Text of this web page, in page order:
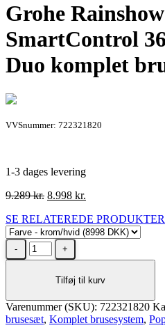
Grohe
SmartControl
Duo komplet
VVSnummer: 722321820
1-3 dages levering
9.289kr. Den
pris
var:
9.289 kr..
8.998 kr.
pris
er:
SE RELATEREDE
Grohe
Rainshower
Duo
komplet
Tilføj til kurv
Varenummer (SKU): 722321820
brusesæt, Komplet brusesystem,